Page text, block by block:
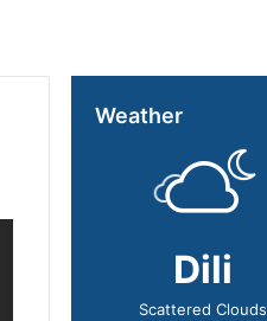
Weather
Dili
Scattered Clouds